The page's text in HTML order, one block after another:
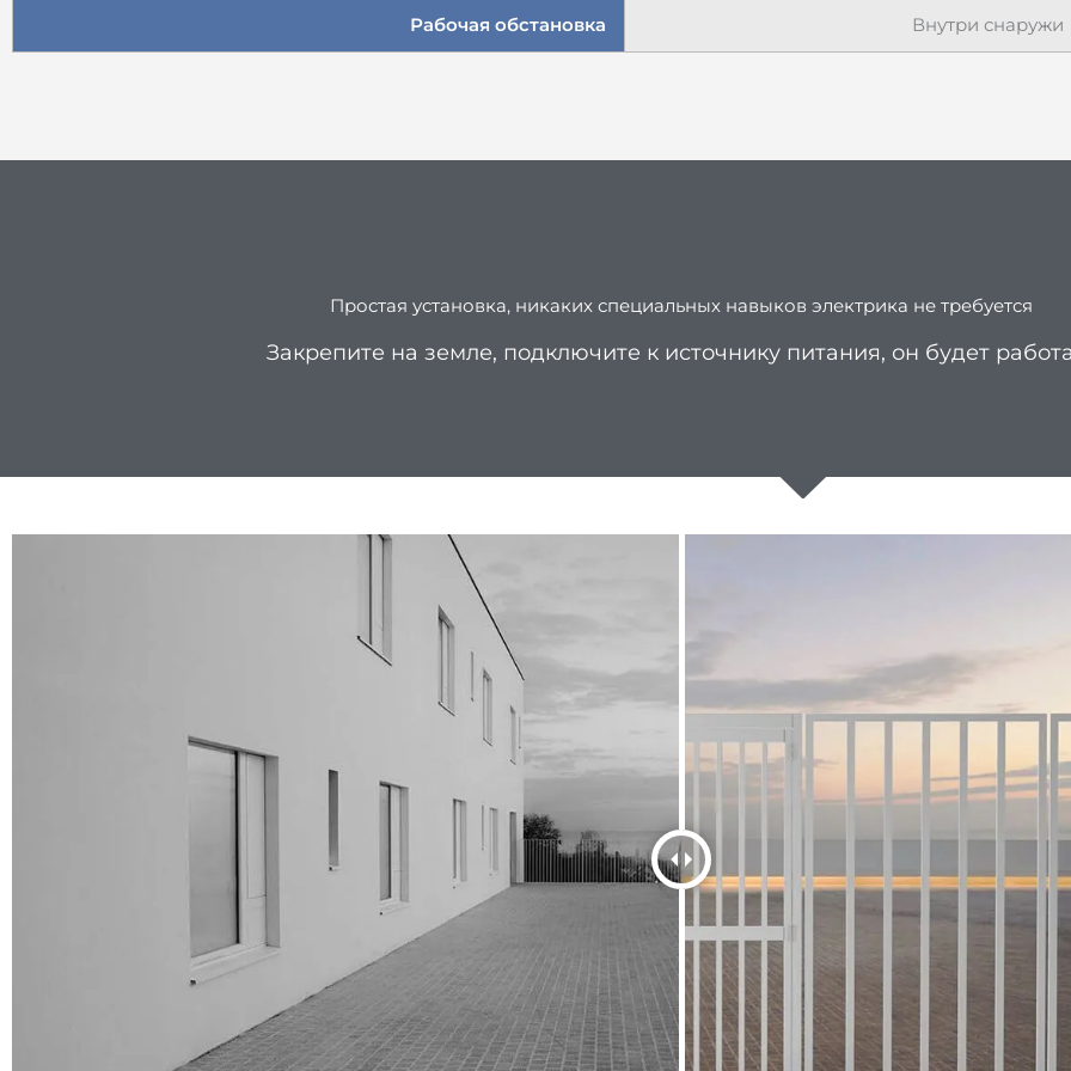
Рабочая обстановка Внутри снаружи
Простая установка, никаких специальных навыков электрика не требуется
Закрепите на земле, подключите к источнику питания, он будет